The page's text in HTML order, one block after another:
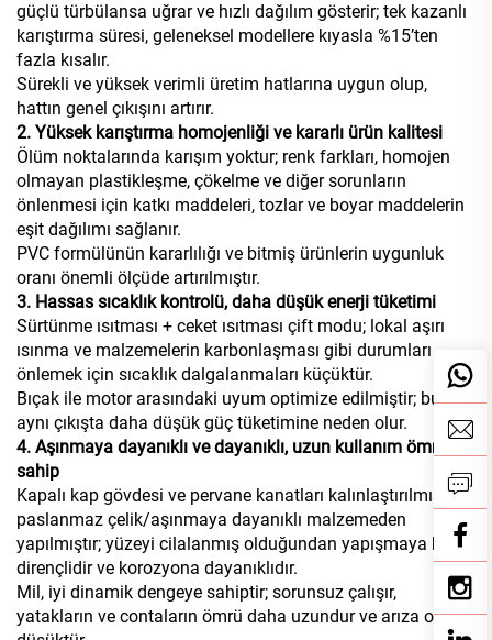
güçlü türbülansa uğrar ve hızlı dağılım gösterir; tek kazanlı
karıştırma süresi, geleneksel modellere kıyasla %15’ten
fazla kısalır.
Sürekli ve yüksek verimli üretim hatlarına uygun olup,
hattın genel çıkışını artırır.
2. Yüksek karıştırma homojenliği ve kararlı ürün kalitesi
Ölüm noktalarında karışım yoktur; renk farkları, homojen
olmayan plastikleşme, çökelme ve diğer sorunların
önlenmesi için katkı maddeleri, tozlar ve boyar maddelerin
eşit dağılımı sağlanır.
PVC formülünün kararlılığı ve bitmiş ürünlerin uygunluk
oranı önemli ölçüde artırılmıştır.
3. Hassas sıcaklık kontrolü, daha düşük enerji tüketimi
Sürtünme ısıtması + ceket ısıtması çift modu; lokal aşırı
ısınma ve malzemelerin karbonlaşması gibi durumları
önlemek için sıcaklık dalgalanmaları küçüktür.
Bıçak ile motor arasındaki uyum optimize edilmiştir; bu da
aynı çıkışta daha düşük güç tüketimine neden olur.
4. Aşınmaya dayanıklı ve dayanıklı, uzun kullanım ömrüne
sahip
Kapalı kap gövdesi ve pervane kanatları kalınlaştırılmış
paslanmaz çelik/aşınmaya dayanıklı malzemeden
yapılmıştır; yüzeyi cilalanmış olduğundan yapışmaya karşı
dirençlidir ve korozyona dayanıklıdır.
Mil, iyi dinamik dengeye sahiptir; sorunsuz çalışır,
yatakların ve contaların ömrü daha uzundur ve arıza oranı